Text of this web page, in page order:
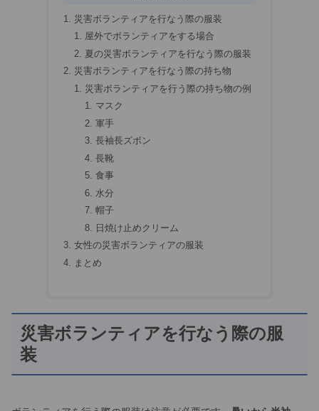
災害ボランティアを行なう際の服装
屋外でボランティアをする場合
夏の災害ボランティアを行なう際の服装
災害ボランティアを行なう際の持ち物
災害ボランティアを行う際の持ち物の例
マスク
軍手
長袖長ズボン
長靴
食事
水分
帽子
日焼け止めクリーム
女性の災害ボランティアの服装
まとめ
災害ボランティアを行なう際の服
装